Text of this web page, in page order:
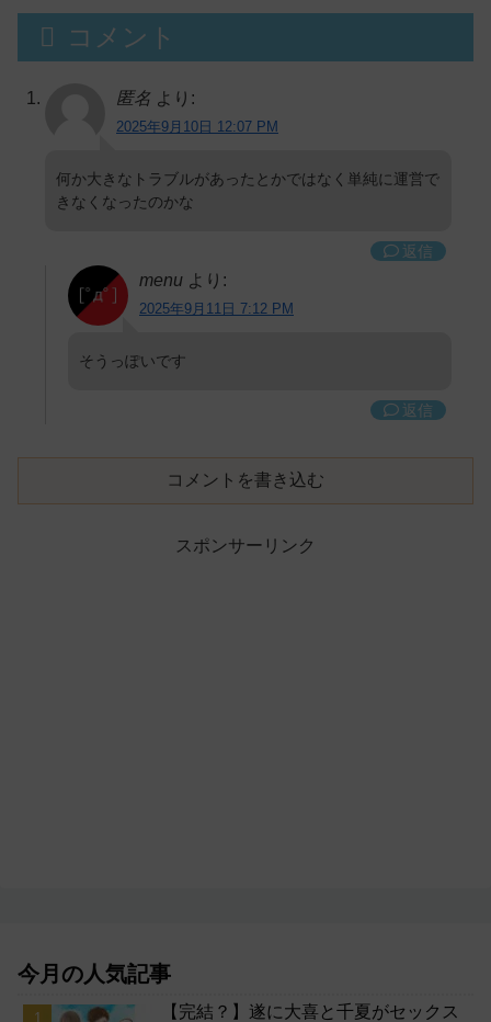
コメント
匿名 より:
2025年9月10日 12:07 PM
何か大きなトラブルがあったとかではなく単純に運営で
きなくなったのかな
返信
menu より:
2025年9月11日 7:12 PM
そうっぽいです
返信
コメントを書き込む
スポンサーリンク
今月の人気記事
【完結？】遂に大喜と千夏がセックス